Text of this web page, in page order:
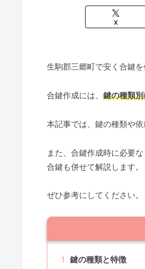
X
生駒郡三郷町で安く合鍵
合鍵作成には、 鍵の種類
本記事では、鍵の種類や
また、合鍵作成時に必要
合鍵も併せて解説します。
ぜひ参考にしてください。
鍵の種類と特徴